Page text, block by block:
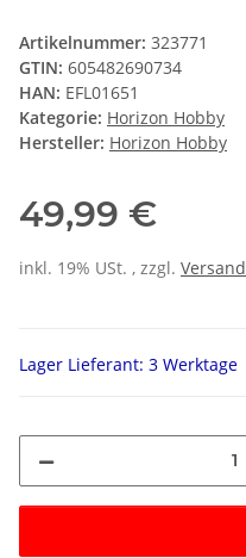
Artikelnummer: 323771
GTIN: 605482690734
HAN: EFL01651
Kategorie: Horizon Hobby
Hersteller: Horizon Hobby
49,99 €
inkl. 19% USt. , zzgl. Versand
Lager Lieferant: 3 Werktage